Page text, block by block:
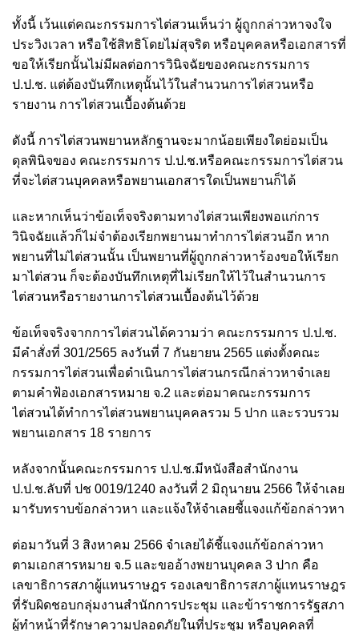
ทั้งนี้ เว้นแต่คณะกรรมการไต่สวนเห็นว่า ผู้ถูกกล่าวหาจงใจ
ประวิงเวลา หรือใช้สิทธิโดยไม่สุจริต หรือบุคคลหรือเอกสารที่
ขอให้เรียกนั้นไม่มีผลต่อการวินิจฉัยของคณะกรรมการ
ป.ป.ช. แต่ต้องบันทึกเหตุนั้นไว้ในสำนวนการไต่สวนหรือ
รายงาน การไต่สวนเบื้องต้นด้วย
ดังนี้ การไต่สวนพยานหลักฐานจะมากน้อยเพียงใดย่อมเป็น
ดุลพินิจของ คณะกรรมการ ป.ป.ช.หรือคณะกรรมการไต่สวน
ที่จะไต่สวนบุคคลหรือพยานเอกสารใดเป็นพยานก็ได้
และหากเห็นว่าข้อเท็จจริงตามทางไต่สวนเพียงพอแก่การ
วินิจฉัยแล้วก็ไม่จำต้องเรียกพยานมาทำการไต่สวนอีก หาก
พยานที่ไม่ไต่สวนนั้น เป็นพยานที่ผู้ถูกกล่าวหาร้องขอให้เรียก
มาไต่สวน ก็จะต้องบันทึกเหตุที่ไม่เรียกให้ไว้ในสำนวนการ
ไต่สวนหรือรายงานการไต่สวนเบื้องต้นไว้ด้วย
ข้อเท็จจริงจากการไต่สวนได้ความว่า คณะกรรมการ ป.ป.ช.
มีคำสั่งที่ 301/2565 ลงวันที่ 7 กันยายน 2565 แต่งตั้งคณะ
กรรมการไต่สวนเพื่อดำเนินการไต่สวนกรณีกล่าวหาจำเลย
ตามคำฟ้องเอกสารหมาย จ.2 และต่อมาคณะกรรมการ
ไต่สวนได้ทำการไต่สวนพยานบุคคลรวม 5 ปาก และรวบรวม
พยานเอกสาร 18 รายการ
หลังจากนั้นคณะกรรมการ ป.ป.ช.มีหนังสือสำนักงาน
ป.ป.ช.ลับที่ ปช 0019/1240 ลงวันที่ 2 มิถุนายน 2566 ให้จำเลย
มารับทราบข้อกล่าวหา และแจ้งให้จำเลยชี้แจงแก้ข้อกล่าวหา
ต่อมาวันที่ 3 สิงหาคม 2566 จำเลยได้ชี้แจงแก้ข้อกล่าวหา
ตามเอกสารหมาย จ.5 และขออ้างพยานบุคคล 3 ปาก คือ
เลขาธิการสภาผู้แทนราษฎร รองเลขาธิการสภาผู้แทนราษฎร
ที่รับผิดชอบกลุ่มงานสำนักการประชุม และข้าราชการรัฐสภา
ผู้ทำหน้าที่รักษาความปลอดภัยในที่ประชุม หรือบุคคลที่